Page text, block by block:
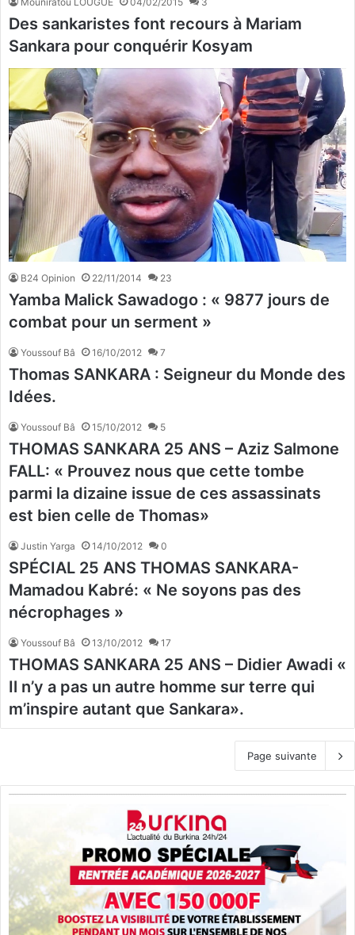
Des sankaristes font recours à Mariam
Sankara pour conquérir Kosyam
B24 Opinion 22/11/2014 23
Yamba Malick Sawadogo : « 9877 jours de
combat pour un serment »
Youssouf Bâ 16/10/2012 7
Thomas SANKARA : Seigneur du Monde des
Idées.
Youssouf Bâ 15/10/2012 5
THOMAS SANKARA 25 ANS – Aziz Salmone
FALL: « Prouvez nous que cette tombe
parmi la dizaine issue de ces assassinats
est bien celle de Thomas»
Justin Yarga 14/10/2012 0
SPÉCIAL 25 ANS THOMAS SANKARA-
Mamadou Kabré: « Ne soyons pas des
nécrophages »
Youssouf Bâ 13/10/2012 17
THOMAS SANKARA 25 ANS – Didier Awadi «
Il n’y a pas un autre homme sur terre qui
m’inspire autant que Sankara».
Page suivante